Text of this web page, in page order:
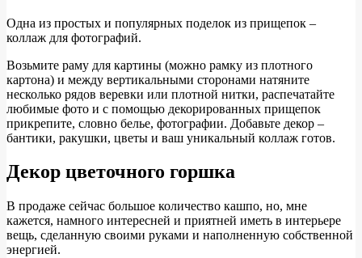
Одна из простых и популярных поделок из прищепок –
коллаж для фотографий.
Возьмите раму для картины (можно рамку из плотного
картона) и между вертикальными сторонами натяните
несколько рядов веревки или плотной нитки, распечатайте
любимые фото и с помощью декорированных прищепок
прикрепите, словно белье, фотографии. Добавьте декор –
бантики, ракушки, цветы и ваш уникальный коллаж готов.
Декор цветочного горшка
В продаже сейчас большое количество кашпо, но, мне
кажется, намного интересней и приятней иметь в интерьере
вещь, сделанную своими руками и наполненную собственной
энергией.